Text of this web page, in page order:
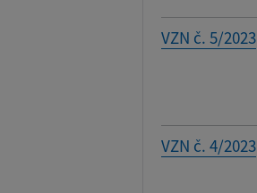
VZN č. 5/2023
VZN č. 4/2023